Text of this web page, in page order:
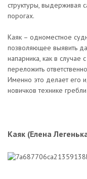
структуры, выдерживая
порогах.
Каяк – одноместное
позволяющее выявить
напарника, как в случае
переложить
Именно это делает его
новичков технике
Каяк (Елена